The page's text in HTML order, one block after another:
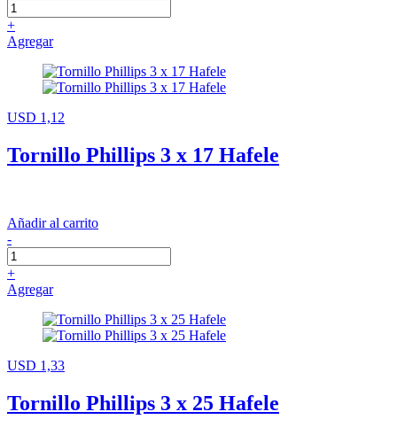
+
Agregar
USD 1,12
Tornillo Phillips 3 x 17 Hafele
Añadir al carrito
-
+
Agregar
USD 1,33
Tornillo Phillips 3 x 25 Hafele